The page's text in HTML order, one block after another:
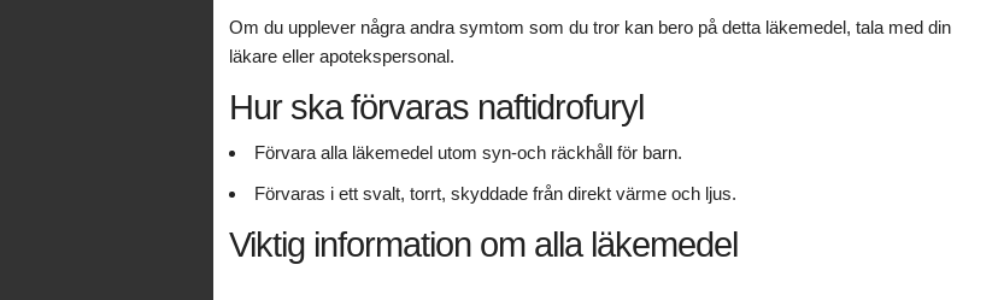
Om du upplever några andra symtom som du tror kan bero på detta läkemedel, tala med din
läkare eller apotekspersonal.
Hur ska förvaras naftidrofuryl
Förvara alla läkemedel utom syn-och räckhåll för barn.
Förvaras i ett svalt, torrt, skyddade från direkt värme och ljus.
Viktig information om alla läkemedel